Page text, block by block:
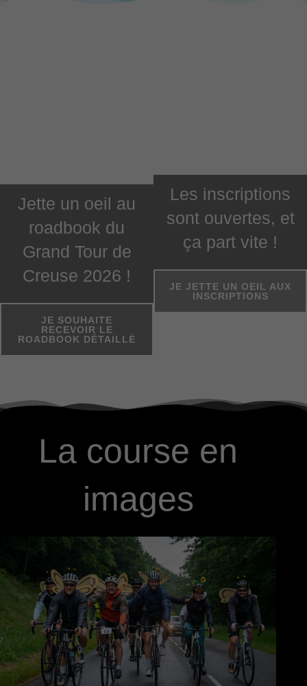
Jette un oeil au
roadbook du
Grand Tour de
Creuse 2026 !
JE SOUHAITE
RECEVOIR LE
ROADBOOK DÉTAILLÉ
Les inscriptions
sont ouvertes, et
ça part vite !
JE JETTE UN OEIL AUX
INSCRIPTIONS
La course en
images